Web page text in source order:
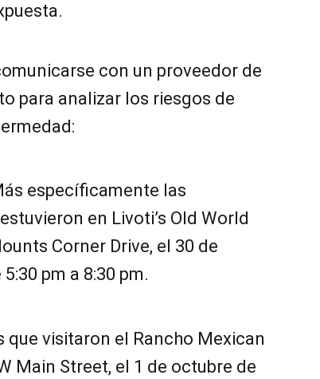
con un proveedor de
para analizar los riesgos de
específicamente las
en Livoti’s Old World
Corner Drive, el 30 de
pm a 8:30 pm.
que visitaron el Rancho Mexican
Main Street, el 1 de octubre de